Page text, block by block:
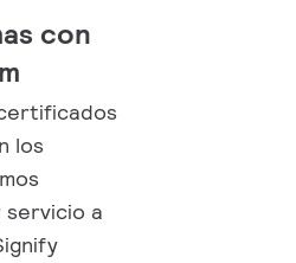
con
los
servicio a